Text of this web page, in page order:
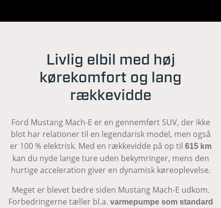
Livlig elbil med høj
kørekomfort og lang
rækkevidde
Ford Mustang Mach-E er en gennemført SUV, der ikke
blot har relationer til en legendarisk model, men også
er 100 % elektrisk. Med en rækkevidde på op til 615 km
kan du nyde lange ture uden bekymringer, mens den
hurtige acceleration giver en dynamisk køreoplevelse.
Meget er blevet bedre siden Mustang Mach-E udkom.
Forbedringerne tæller bl.a. varmepumpe som standard